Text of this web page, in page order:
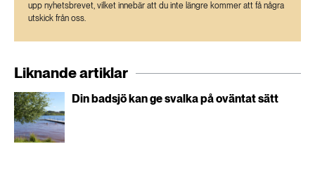
upp nyhetsbrevet, vilket innebär att du inte längre kommer att få några
utskick från oss.
Liknande artiklar
Din badsjö kan ge svalka på oväntat sätt